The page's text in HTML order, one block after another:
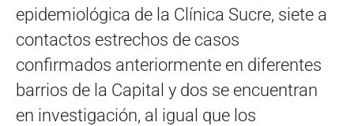
epidemiológica de la Clínica Sucre, siete a
contactos estrechos de casos
confirmados anteriormente en diferentes
barrios de la Capital y dos se encuentran
en investigación, al igual que los